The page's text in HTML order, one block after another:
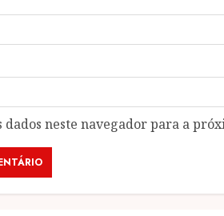
dados neste navegador para a